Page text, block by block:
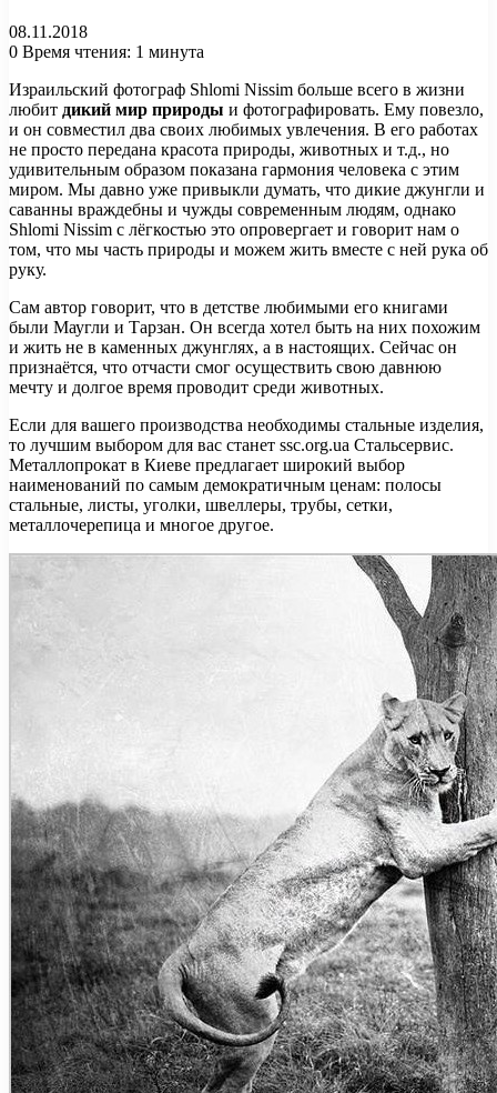
08.11.2018
0 Время чтения: 1 минута
Израильский фотограф Shlomi Nissim больше всего в жизни
любит дикий мир природы и фотографировать. Ему повезло,
и он совместил два своих любимых увлечения. В его работах
не просто передана красота природы, животных и т.д., но
удивительным образом показана гармония человека с этим
миром. Мы давно уже привыкли думать, что дикие джунгли и
саванны враждебны и чужды современным людям, однако
Shlomi Nissim с лёгкостью это опровергает и говорит нам о
том, что мы часть природы и можем жить вместе с ней рука об
руку.
Сам автор говорит, что в детстве любимыми его книгами
были Маугли и Тарзан. Он всегда хотел быть на них похожим
и жить не в каменных джунглях, а в настоящих. Сейчас он
признаётся, что отчасти смог осуществить свою давнюю
мечту и долгое время проводит среди животных.
Если для вашего производства необходимы стальные изделия,
то лучшим выбором для вас станет ssc.org.ua Стальсервис.
Металлопрокат в Киеве предлагает широкий выбор
наименований по самым демократичным ценам: полосы
стальные, листы, уголки, швеллеры, трубы, сетки,
металлочерепица и многое другое.